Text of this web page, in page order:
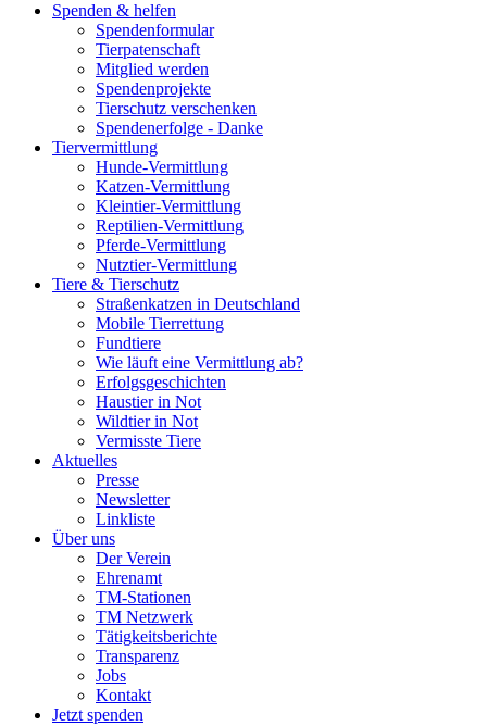
Spenden & helfen
Spendenformular
Tierpatenschaft
Mitglied werden
Spendenprojekte
Tierschutz verschenken
Spendenerfolge - Danke
Tiervermittlung
Hunde-Vermittlung
Katzen-Vermittlung
Kleintier-Vermittlung
Reptilien-Vermittlung
Pferde-Vermittlung
Nutztier-Vermittlung
Tiere & Tierschutz
Straßenkatzen in Deutschland
Mobile Tierrettung
Fundtiere
Wie läuft eine Vermittlung ab?
Erfolgsgeschichten
Haustier in Not
Wildtier in Not
Vermisste Tiere
Aktuelles
Presse
Newsletter
Linkliste
Über uns
Der Verein
Ehrenamt
TM-Stationen
TM Netzwerk
Tätigkeitsberichte
Transparenz
Jobs
Kontakt
Jetzt spenden